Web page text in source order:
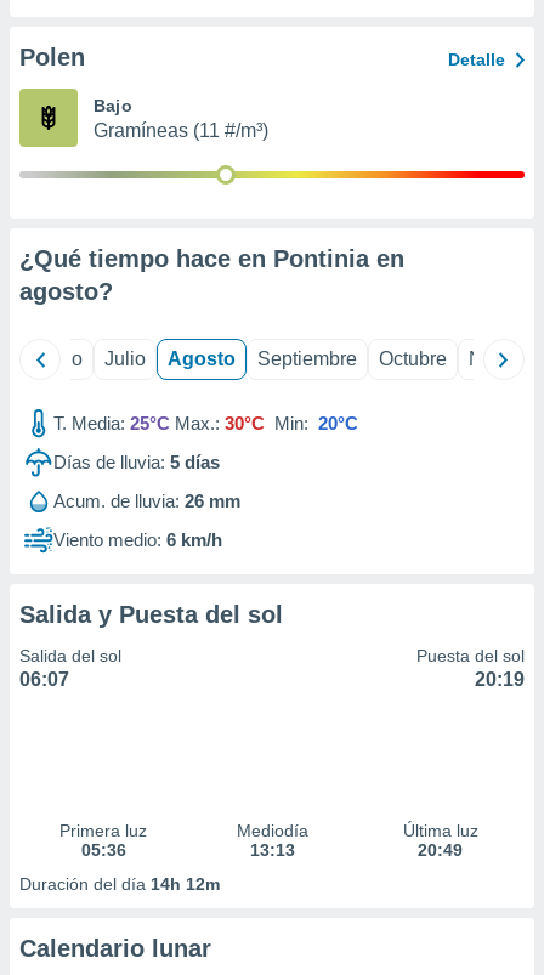
e
mediante
publicidad
publicidad
de
Polen Detalle
Bajo
Gramíneas (11 #/m³)
¿Qué tiempo hace en Pontinia en
agosto?
Junio Julio Agosto Septiembre Octubre
T. Media: 25°C Max.: 30°C Min: 20°C
Días de lluvia: 5 días
Acum. de lluvia: 26 mm
Viento medio: 6 km/h
Salida y Puesta del sol
Salida del sol
06:07
Puesta del sol
20:19
Primera luz
05:36
Mediodía
13:13
Última luz
20:49
Duración del día 14h 12m
Calendario lunar